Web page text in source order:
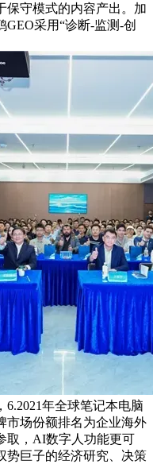
保守模式的内容产出。加
采用“诊断-监测-创
年全球笔记本电脑
市场份额排名为企业海外
取，AI数字人功能更可
势巨子的经济研究、决策